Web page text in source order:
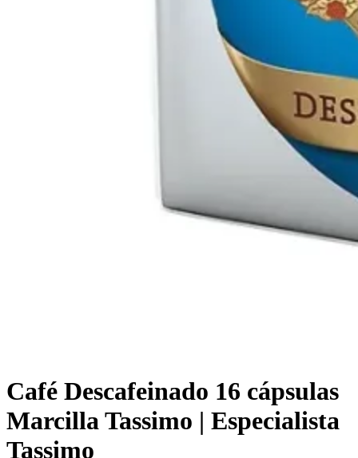
Café Descafeinado 16 cápsulas
Marcilla Tassimo | Especialista
Tassimo